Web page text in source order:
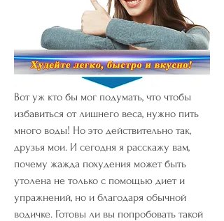
Вот уж кто бы мог подумать, что чтобы
избавиться от лишнего веса, нужно пить
много воды! Но это действительно так,
друзья мои. И сегодня я расскажу вам,
почему жажда похудения может быть
утолена не только с помощью диет и
упражнений, но и благодаря обычной
водичке. Готовы ли вы попробовать такой